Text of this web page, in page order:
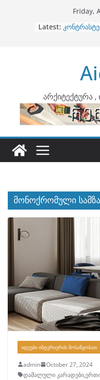
Friday,
Latest: ბინების
არტემიდი
არქიტექტურა ,
მონოქრომული
ᲘᲓᲔᲔᲑᲘ ᲘᲜᲢᲔᲠᲘᲔᲠᲘᲡ ᲛᲝᲡᲐᲬᲧᲝᲑᲐᲗ
admin
October 27, 2024
დამალული კარადები,